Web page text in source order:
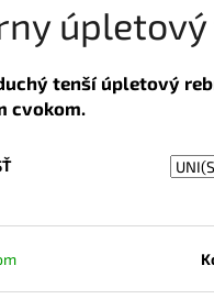
tenší úpletový
cvokom.